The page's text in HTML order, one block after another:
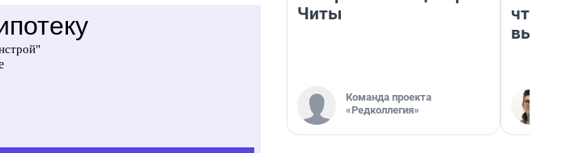
Читы
Команда проекта
«Редколлегия»